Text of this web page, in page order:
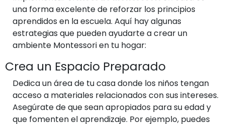
una forma excelente de reforzar los principios
aprendidos en la escuela. Aquí hay algunas
estrategias que pueden ayudarte a crear un
ambiente Montessori en tu hogar:
Crea un Espacio Preparado
Dedica un área de tu casa donde los niños tengan
acceso a materiales relacionados con sus intereses.
Asegúrate de que sean apropiados para su edad y
que fomenten el aprendizaje. Por ejemplo, puedes